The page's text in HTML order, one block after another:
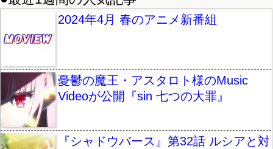
2024年4月 春のアニメ新番組
憂鬱の魔王・アスタロト様のMusic
Videoが公開『sin 七つの大罪』
『シャドウバース』第32話 ルシアと対